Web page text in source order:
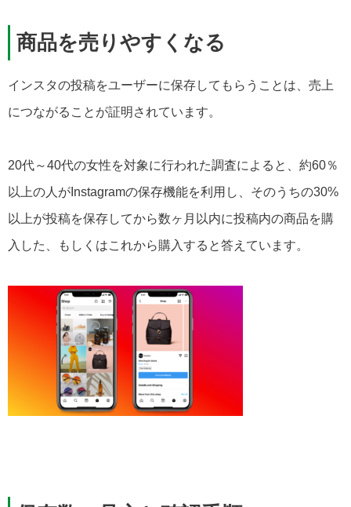
商品を売りやすくなる
インスタの投稿をユーザーに保存してもらうことは、売上
につながることが証明されています。
20代～40代の女性を対象に行われた調査によると、約60％
以上の人がInstagramの保存機能を利用し、そのうちの30%
以上が投稿を保存してから数ヶ月以内に投稿内の商品を購
入した、もしくはこれから購入すると答えています。